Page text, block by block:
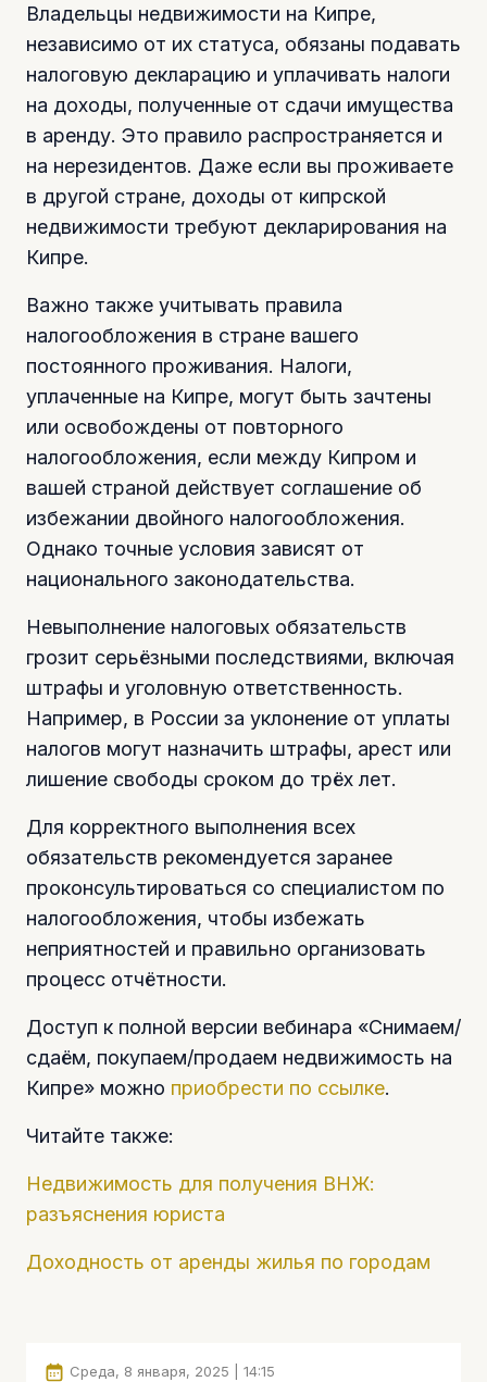
Владельцы недвижимости на Кипре,
независимо от их статуса, обязаны подавать
налоговую декларацию и уплачивать налоги
на доходы, полученные от сдачи имущества
в аренду. Это правило распространяется и
на нерезидентов. Даже если вы проживаете
в другой стране, доходы от кипрской
недвижимости требуют декларирования на
Кипре.
Важно также учитывать правила
налогообложения в стране вашего
постоянного проживания. Налоги,
уплаченные на Кипре, могут быть зачтены
или освобождены от повторного
налогообложения, если между Кипром и
вашей страной действует соглашение об
избежании двойного налогообложения.
Однако точные условия зависят от
национального законодательства.
Невыполнение налоговых обязательств
грозит серьёзными последствиями, включая
штрафы и уголовную ответственность.
Например, в России за уклонение от уплаты
налогов могут назначить штрафы, арест или
лишение свободы сроком до трёх лет.
Для корректного выполнения всех
обязательств рекомендуется заранее
проконсультироваться со специалистом по
налогообложения, чтобы избежать
неприятностей и правильно организовать
процесс отчётности.
Доступ к полной версии вебинара «Снимаем/
сдаём, покупаем/продаем недвижимость на
Кипре» можно приобрести по ссылке.
Читайте также:
Недвижимость для получения ВНЖ:
разъяснения юриста
Доходность от аренды жилья по городам
Среда, 8 января, 2025 | 14:15